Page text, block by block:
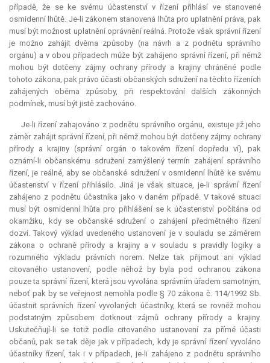
případě, že se ke svému účastenství v řízení přihlásí ve stanovené
osmidenní lhůtě. Je-li zákonem stanovená lhůta pro uplatnění práva, pak
musí být možnost uplatnění oprávnění reálná. Protože však správní řízení
je možno zahájit dvěma způsoby (na návrh a z podnětu správního
orgánu) a v obou případech může být zahájeno správní řízení, při němž
mohou být dotčeny zájmy ochrany přírody a krajiny chráněné podle
tohoto zákona, pak právo účasti občanských sdružení na těchto řízeních
zahájených oběma způsoby, při respektování dalších zákonných
podmínek, musí být jistě zachováno.
Je-li řízení zahajováno z podnětu správního orgánu, existuje již jeho
záměr zahájit správní řízení, při němž mohou být dotčeny zájmy ochrany
přírody a krajiny (správní orgán o takovém řízení dopředu ví), pak
oznámí-li občanskému sdružení zamýšlený termín zahájení správního
řízení, je reálné, aby se občanské sdružení v osmidenní lhůtě ke svému
účastenství v řízení přihlásilo. Jiná je však situace, je-li správní řízení
zahájeno z podnětu účastníka jako v daném případě. V takové situaci
musí být osmidenní lhůta pro přihlášení se k účastenství počítána od
okamžiku, kdy se občanské sdružení o zahájení předmětného řízení
dozví. Takový výklad uvedeného ustanovení je v souladu se záměrem
zákona o ochraně přírody a krajiny a v souladu s pravidly logiky a
rozumného výkladu právních norem. Nelze tak přijmout ani výklad
citovaného ustanovení, podle něhož by byla pod ochranou zákona
pouze ta správní řízení, která jsou vyvolána správním úřadem samotným,
neboť pak by se veřejnost nemohla podle § 70 zákona č. 114/1992 Sb.
účastnit správních řízení vyvolaných účastníky, která se rovněž mohou
podstatným způsobem dotknout zájmů ochrany přírody a krajiny.
Uskutečňují-li se totiž podle citovaného ustanovení za přímé účasti
občanů, pak se tak děje jak v případech, kdy je správní řízení vyvoláno
účastníky řízení, tak i v případech, je-li zahájeno z podnětu správního